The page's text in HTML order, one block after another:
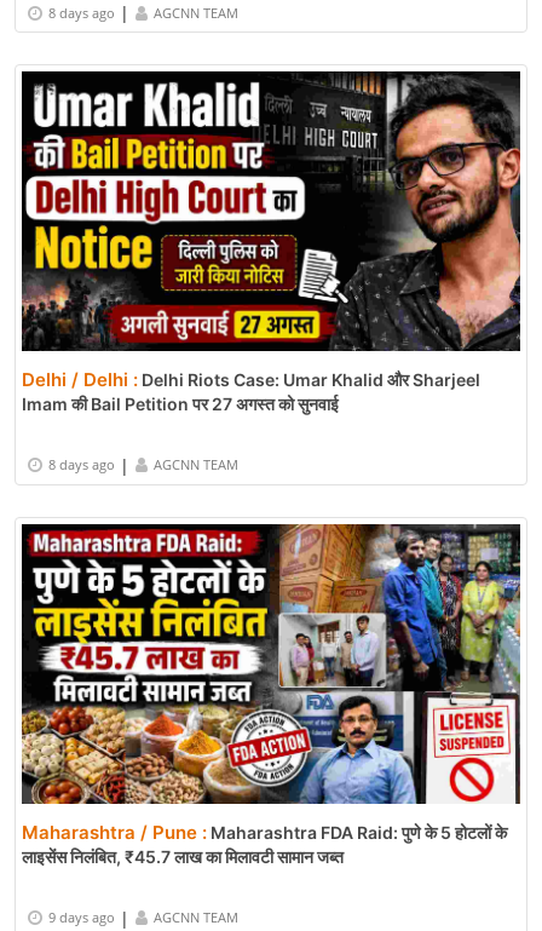
8 days ago | AGCNN TEAM
Delhi / Delhi : Delhi Riots Case: Umar Khalid और Sharjeel
Imam की Bail Petition पर 27 अगस्त को सुनवाई
8 days ago | AGCNN TEAM
Maharashtra / Pune : Maharashtra FDA Raid: पुणे के 5 होटलों के
लाइसेंस निलंबित, ₹45.7 लाख का मिलावटी सामान जब्त
9 days ago | AGCNN TEAM